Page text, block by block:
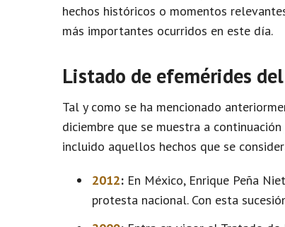
hechos históricos o momentos
más importantes ocurridos en este día.
Listado de efemérides
Tal y como se ha mencionado
diciembre que se muestra a
incluido aquellos hechos que se
2012: En México, Enrique Peña
protesta nacional. Con esta